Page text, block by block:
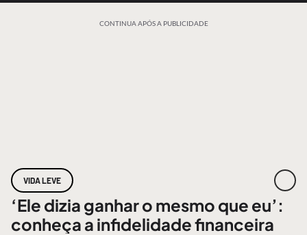
CONTINUA APÓS A PUBLICIDADE
VIDA LEVE
‘Ele dizia ganhar o mesmo que eu’:
conheça a infidelidade financeira